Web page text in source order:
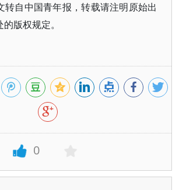
转自中国青年报，转载请注明原始出
版权规定。
0